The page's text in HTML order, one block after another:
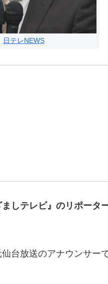
日テレNEWS
しテレビ』のリポータ
台放送のアナウンサー